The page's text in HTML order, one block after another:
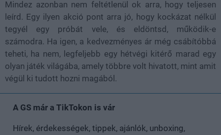
Mindez azonban nem feltétlenül ok arra, hogy teljesen
leírd. Egy ilyen akció pont arra jó, hogy kockázat nélkül
tegyél egy próbát vele, és eldöntsd, működik-e
számodra. Ha igen, a kedvezményes ár még csábítóbbá
teheti, ha nem, legfeljebb egy hétvégi kitérő marad egy
olyan játék világába, amely többre volt hivatott, mint amit
végül ki tudott hozni magából.
A GS már a TikTokon is vár
Hírek, érdekességek, tippek, ajánlók, unboxing,